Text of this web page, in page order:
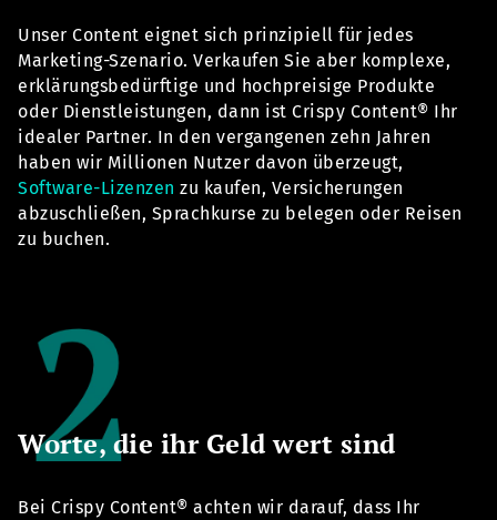
Unser Content eignet sich prinzipiell für jedes
Marketing-Szenario. Verkaufen Sie aber komplexe,
erklärungsbedürftige und hochpreisige Produkte
oder Dienstleistungen, dann ist Crispy Content® Ihr
idealer Partner. In den vergangenen zehn Jahren
haben wir Millionen Nutzer davon überzeugt,
Software-Lizenzen zu kaufen, Versicherungen
abzuschließen, Sprachkurse zu belegen oder Reisen
zu buchen.
Worte, die ihr Geld wert sind
Bei Crispy Content® achten wir darauf, dass Ihr